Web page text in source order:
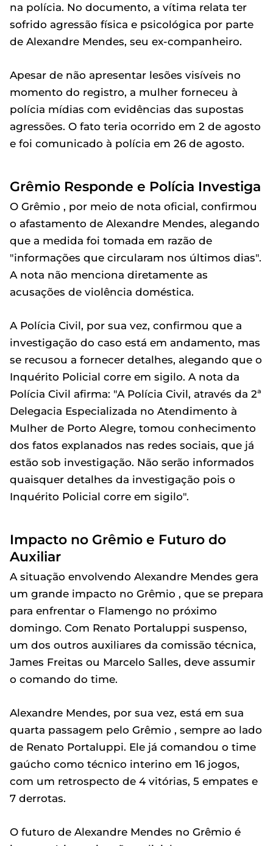
na polícia. No documento, a vítima relata ter
sofrido agressão física e psicológica por parte
de Alexandre Mendes, seu ex-companheiro.
Apesar de não apresentar lesões visíveis no
momento do registro, a mulher forneceu à
polícia mídias com evidências das supostas
agressões. O fato teria ocorrido em 2 de agosto
e foi comunicado à polícia em 26 de agosto.
Grêmio Responde e Polícia Investiga
O Grêmio , por meio de nota oficial, confirmou
o afastamento de Alexandre Mendes, alegando
que a medida foi tomada em razão de
"informações que circularam nos últimos dias".
A nota não menciona diretamente as
acusações de violência doméstica.
A Polícia Civil, por sua vez, confirmou que a
investigação do caso está em andamento, mas
se recusou a fornecer detalhes, alegando que o
Inquérito Policial corre em sigilo. A nota da
Polícia Civil afirma: "A Polícia Civil, através da 2ª
Delegacia Especializada no Atendimento à
Mulher de Porto Alegre, tomou conhecimento
dos fatos explanados nas redes sociais, que já
estão sob investigação. Não serão informados
quaisquer detalhes da investigação pois o
Inquérito Policial corre em sigilo".
Impacto no Grêmio e Futuro do
Auxiliar
A situação envolvendo Alexandre Mendes gera
um grande impacto no Grêmio , que se prepara
para enfrentar o Flamengo no próximo
domingo. Com Renato Portaluppi suspenso,
um dos outros auxiliares da comissão técnica,
James Freitas ou Marcelo Salles, deve assumir
o comando do time.
Alexandre Mendes, por sua vez, está em sua
quarta passagem pelo Grêmio , sempre ao lado
de Renato Portaluppi. Ele já comandou o time
gaúcho como técnico interino em 16 jogos,
com um retrospecto de 4 vitórias, 5 empates e
7 derrotas.
O futuro de Alexandre Mendes no Grêmio é